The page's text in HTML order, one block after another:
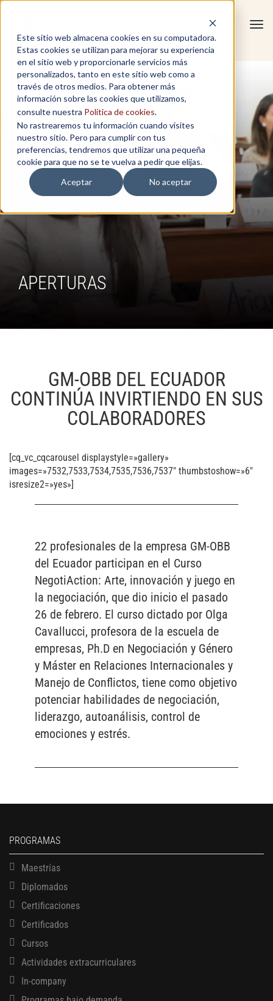
Este sitio web almacena cookies en su computadora.
Estas cookies se utilizan para mejorar su experiencia
en el sitio web y proporcionarle servicios más
personalizados, tanto en este sitio web como a
través de otros medios. Para obtener más
información sobre las cookies que utilizamos,
consulte nuestra Política de cookies.
No rastrearemos tu información cuando visites
nuestro sitio. Pero para cumplir con tus
preferencias, tendremos que utilizar una pequeña
cookie para que no se te vuelva a pedir que elijas.
Aceptar
No aceptar
APERTURAS
GM-OBB DEL ECUADOR
CONTINÚA INVIRTIENDO EN SUS
COLABORADORES
[cq_vc_cqcarousel displaystyle=»gallery»
images=»7532,7533,7534,7535,7536,7537″ thumbstoshow=»6″
isresize2=»yes»]
22 profesionales de la empresa GM-OBB
del Ecuador participan en el Curso
NegotiAction: Arte, innovación y juego en
la negociación, que dio inicio el pasado
26 de febrero. El curso dictado por Olga
Cavallucci, profesora de la escuela de
empresas, Ph.D en Negociación y Género
y Máster en Relaciones Internacionales y
Manejo de Conflictos, tiene como objetivo
potenciar habilidades de negociación,
liderazgo, autoanálisis, control de
emociones y estrés.
PROGRAMAS
Maestrías
Diplomados
Certificaciones
Certificados
Cursos
Actividades extracurriculares
In-company